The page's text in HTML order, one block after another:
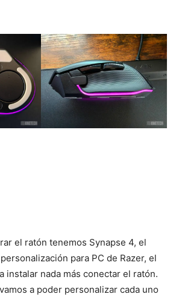
el ratón tenemos Synapse 4, el
para PC de Razer, el
instalar nada más conectar el ratón.
a poder personalizar cada uno